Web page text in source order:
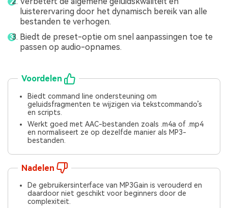
luisterervaring door het dynamisch bereik van alle
bestanden te verhogen.
Biedt de preset-optie om snel aanpassingen toe te
passen op audio-opnames.
Voordelen
Biedt command line ondersteuning om
geluidsfragmenten te wijzigen via tekstcommando’s
en scripts.
Werkt goed met AAC-bestanden zoals .m4a of .mp4
en normaliseert ze op dezelfde manier als MP3-
bestanden.
Nadelen
De gebruikersinterface van MP3Gain is verouderd en
daardoor niet geschikt voor beginners door de
complexiteit.